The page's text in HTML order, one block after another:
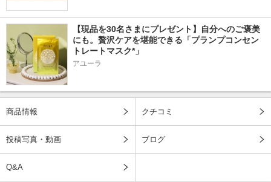
【現品を30名さまにプレゼント】自分へのご褒美
にも。贅沢ケアを堪能できる「プランプコンセン
トレートマスク*」
アユーラ
商品情報 クチコミ
投稿写真・動画 ブログ
Q&A